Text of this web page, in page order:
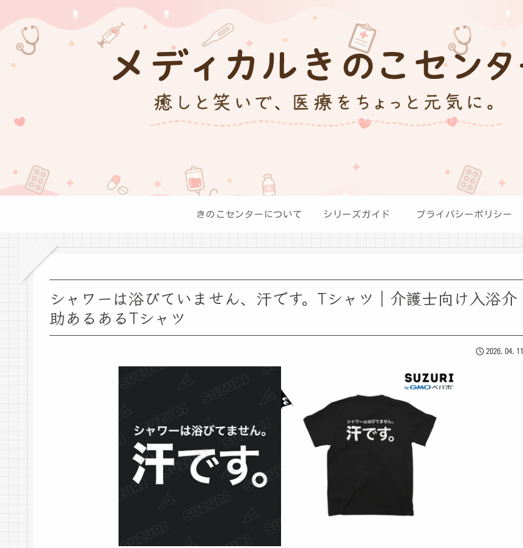
きのこセンターについて シリーズガイド プライバシーポリシー
シャワーは浴びていません、汗です。Tシャツ｜介護士向け入浴介
助あるあるTシャツ
2026.04.11